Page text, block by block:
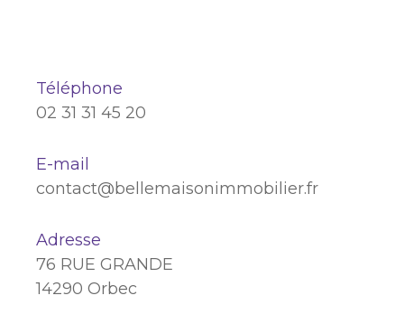
Téléphone
02 31 31 45 20
E-mail
contact@bellemaisonimmobilier.fr
Adresse
76 RUE GRANDE
14290 Orbec